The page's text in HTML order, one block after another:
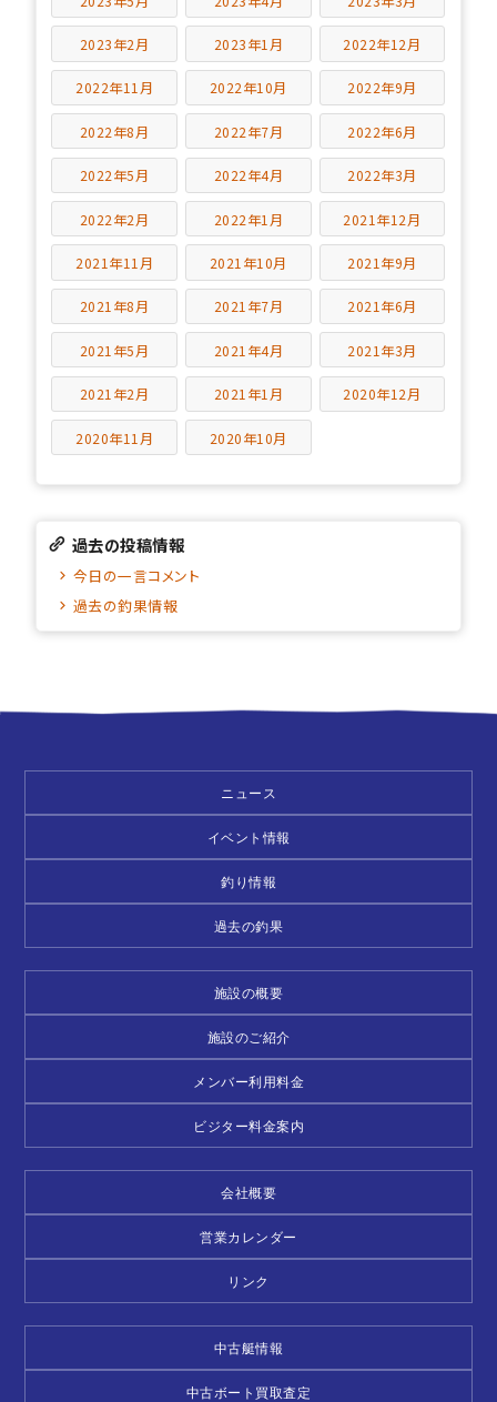
2023年2月 2023年1月 2022年12月
2022年11月 2022年10月 2022年9月
2022年8月 2022年7月 2022年6月
2022年5月 2022年4月 2022年3月
2022年2月 2022年1月 2021年12月
2021年11月 2021年10月 2021年9月
2021年8月 2021年7月 2021年6月
2021年5月 2021年4月 2021年3月
2021年2月 2021年1月 2020年12月
2020年11月 2020年10月
過去の投稿情報
今日の一言コメント
過去の釣果情報
ニュース
イベント情報
釣り情報
過去の釣果
施設の概要
施設のご紹介
メンバー利用料金
ビジター料金案内
会社概要
営業カレンダー
リンク
中古艇情報
中古ボート買取査定